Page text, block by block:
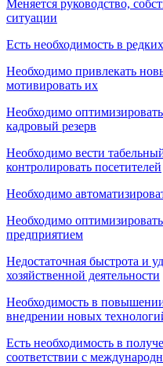
Меняется руководство,
ситуации
Есть необходимость в
Необходимо привлекать
мотивировать их
Необходимо
кадровый резерв
Необходимо вести
контролировать посетителей
Необходимо
Необходимо
предприятием
Недостаточная быстрота и
хозяйственной деятельности
Необходимость в
внедрении новых
Есть необходимость в
соответствии с